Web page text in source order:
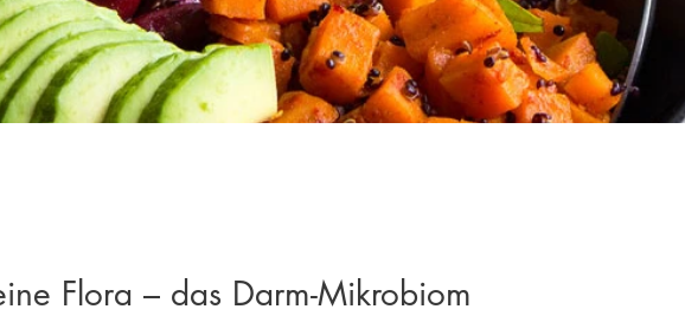
Flora – das Darm-Mikrobiom